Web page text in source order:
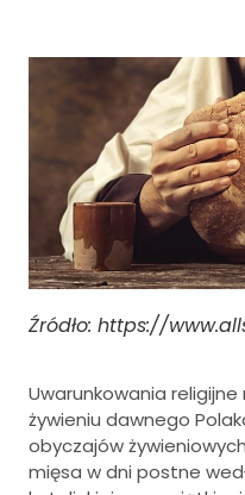
Źródło: https://
Uwarunkowania
żywieniu dawnego
obyczajów
mięsa w dni postne